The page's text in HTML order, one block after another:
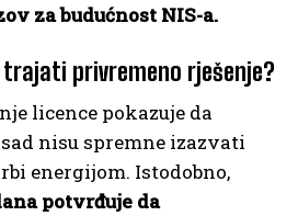
za budućnost NIS-a.
trajati privremeno rješenje?
licence pokazuje da
nisu spremne izazvati
energijom. Istodobno,
potvrđuje da